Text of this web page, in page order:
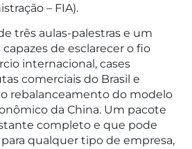
– FIA).
três aulas-palestras e um
de esclarecer o fio
internacional, cases
comerciais do Brasil e
rebalanceamento do modelo
da China. Um pacote
completo e que pode
qualquer tipo de empresa,